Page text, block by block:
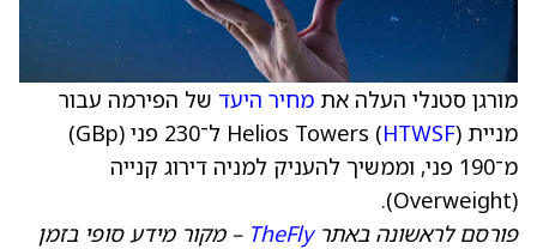
מורגן סטנלי העלה את מחיר היעד של הפירמה עבור
מניית Helios Towers ( HTWSF
) ל־230 פני (GBp)
מ־190 פני, וממשיך להעניק למניה דירוג קנייה
(Overweight).
פורסם לראשונה באתרTheFly – מקור מידע סופי בזמן